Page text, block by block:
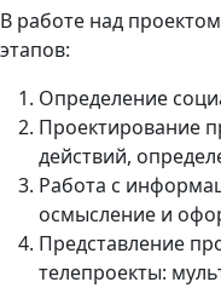
В работе над
этапов:
Определение
Проектирование
действий,
Работа с
осмысление и
Представление
телепроекты: